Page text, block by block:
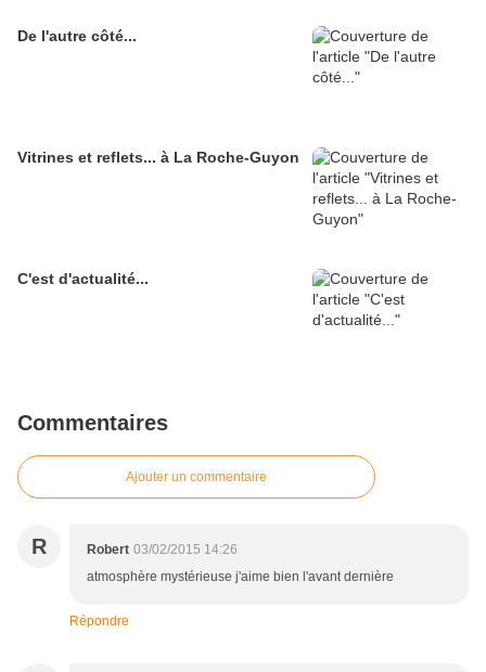
De l'autre côté...
Vitrines et reflets... à La Roche-Guyon
C'est d'actualité...
Commentaires
Ajouter un commentaire
R Robert 03/02/2015 14:26
atmosphère mystérieuse j'aime bien l'avant dernière
Répondre